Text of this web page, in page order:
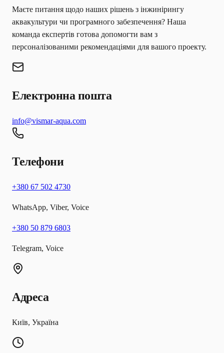
Маєте питання щодо наших рішень з інжинірингу
аквакультури чи програмного забезпечення? Наша
команда експертів готова допомогти вам з
персоналізованими рекомендаціями для вашого проекту.
Електронна пошта
info@vismar-aqua.com
Телефони
+380 67 502 4730
WhatsApp, Viber, Voice
+380 50 879 6803
Telegram, Voice
Адреса
Київ, Україна